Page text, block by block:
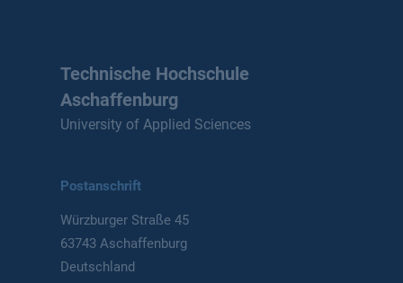
Technische Hochschule
Aschaffenburg
University of Applied Sciences
Postanschrift
Würzburger Straße 45
63743 Aschaffenburg
Deutschland